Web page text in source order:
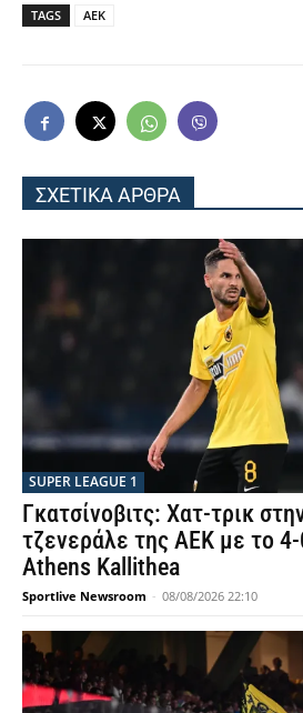
TAGS ΑΕΚ
ΣΧΕΤΙΚΑ ΑΡΘΡΑ
SUPER LEAGUE 1
Γκατσίνοβιτς: Χατ-τρικ
τζενεράλε της ΑΕΚ με το
Athens Kallithea
Sportlive Newsroom - 08/08/2026 22:10